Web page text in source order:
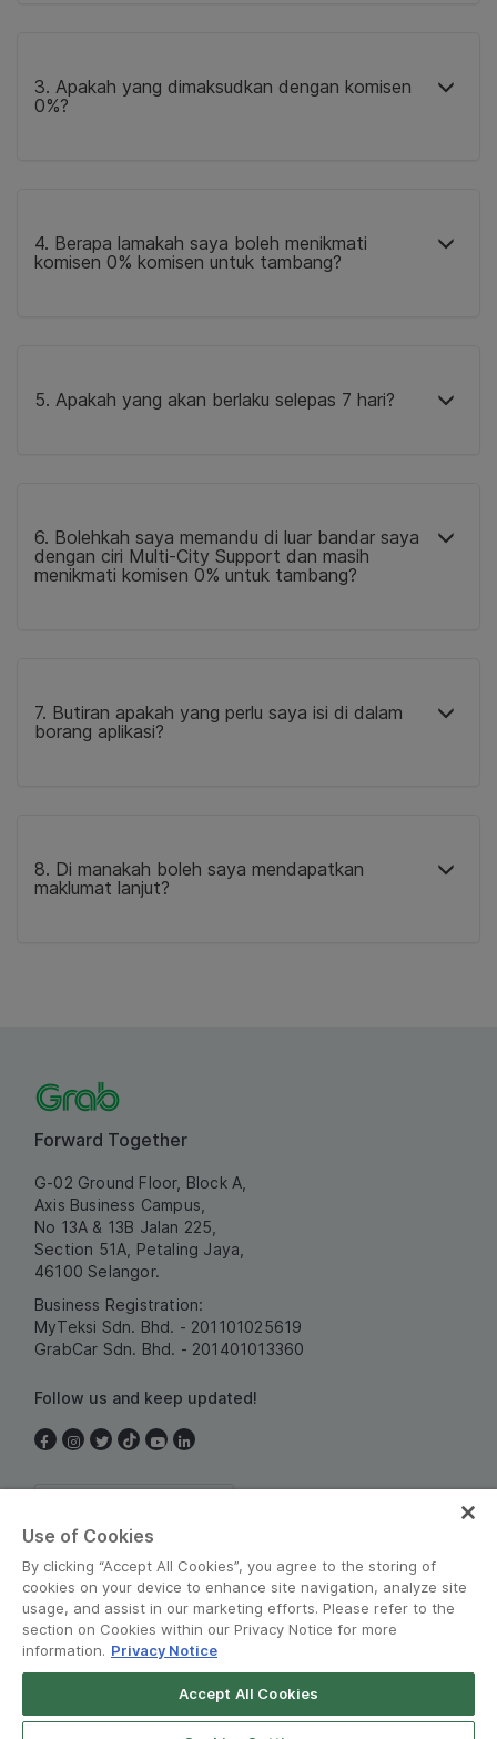
3. Apakah yang dimaksudkan dengan komisen
0%?
4. Berapa lamakah saya boleh menikmati
komisen 0% komisen untuk tambang?
5. Apakah yang akan berlaku selepas 7 hari?
6. Bolehkah saya memandu di luar bandar saya
dengan ciri Multi-City Support dan masih
menikmati komisen 0% untuk tambang?
7. Butiran apakah yang perlu saya isi di dalam
borang aplikasi?
8. Di manakah boleh saya mendapatkan
maklumat lanjut?
Forward Together
G-02 Ground Floor, Block A,
Axis Business Campus,
No 13A & 13B Jalan 225,
Section 51A, Petaling Jaya,
46100 Selangor.
Business Registration:
MyTeksi Sdn. Bhd. - 201101025619
GrabCar Sdn. Bhd. - 201401013360
Follow us and keep updated!
© Grab 2010 - 2026
Use of Cookies
By clicking “Accept All Cookies”, you agree to the storing of
cookies on your device to enhance site navigation, analyze site
usage, and assist in our marketing efforts. Please refer to the
section on Cookies within our Privacy Notice for more
information. Privacy Notice
Accept All Cookies